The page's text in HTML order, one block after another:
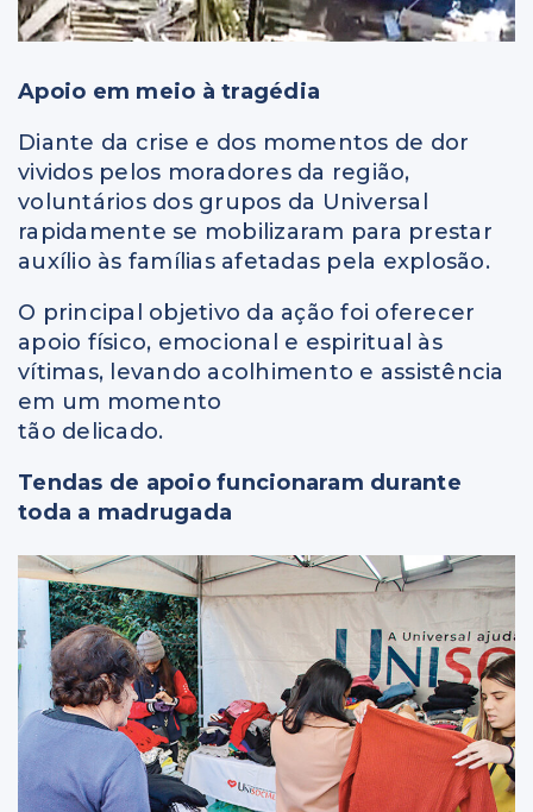
Apoio em meio à tragédia
Diante da crise e dos momentos de dor
vividos pelos moradores da região,
voluntários dos grupos da Universal
rapidamente se mobilizaram para prestar
auxílio às famílias afetadas pela explosão.
O principal objetivo da ação foi oferecer
apoio físico, emocional e espiritual às
vítimas, levando acolhimento e assistência
em um momento
tão delicado.
Tendas de apoio funcionaram durante
toda a madrugada